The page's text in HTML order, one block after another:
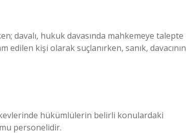
davalı, hukuk davasında mahkemeye talepte
edilen kişi olarak suçlanırken, sanık, davacının
hükümlülerin belirli konulardaki
personelidir.